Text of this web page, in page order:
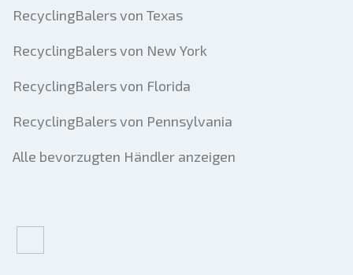
RecyclingBalers von Texas
RecyclingBalers von New York
RecyclingBalers von Florida
RecyclingBalers von Pennsylvania
Alle bevorzugten Händler anzeigen